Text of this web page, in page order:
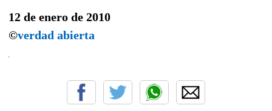
12 de enero de 2010
©verdad abierta